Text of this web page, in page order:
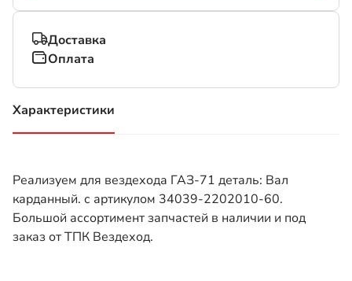
Доставка
Оплата
Характеристики
(активная вкладка)
Реализуем для вездехода ГАЗ-71 деталь: Вал
карданный. с артикулом 34039-2202010-60.
Большой ассортимент запчастей в наличии и под
заказ от ТПК Вездеход.